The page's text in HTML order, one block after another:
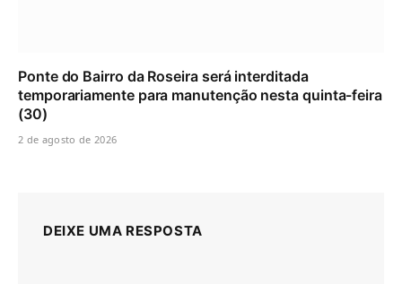
Ponte do Bairro da Roseira será interditada
temporariamente para manutenção nesta quinta-feira
(30)
2 de agosto de 2026
DEIXE UMA RESPOSTA